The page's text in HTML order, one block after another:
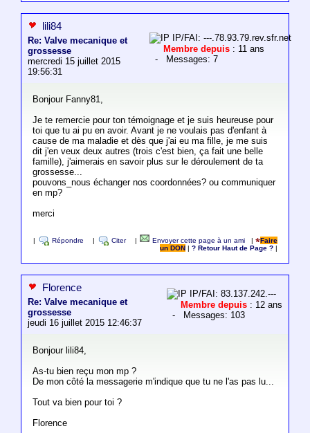
lili84
Re: Valve mecanique et
grossesse
mercredi 15 juillet 2015
19:56:31
IP/FAI: ---.78.93.79.rev.sfr.net
Membre depuis : 11 ans
- Messages: 7
Bonjour Fanny81,
Je te remercie pour ton témoignage et je suis heureuse pour
toi que tu ai pu en avoir. Avant je ne voulais pas d'enfant à
cause de ma maladie et dès que j'ai eu ma fille, je me suis
dit j'en veux deux autres (trois c'est bien, ça fait une belle
famille), j'aimerais en savoir plus sur le déroulement de ta
grossesse...
pouvons_nous échanger nos coordonnées? ou communiquer
en mp?
merci
Répondre Citer Envoyer cette page à un ami |
Faire
un DON
|? Retour Haut de Page ?
Florence
Re: Valve mecanique et
grossesse
jeudi 16 juillet 2015 12:46:37
IP/FAI: 83.137.242.---
Membre depuis : 12 ans
- Messages: 103
Bonjour lili84,
As-tu bien reçu mon mp ?
De mon côté la messagerie m'indique que tu ne l'as pas lu...
Tout va bien pour toi ?
Florence